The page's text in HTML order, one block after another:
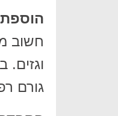
חשוב
גורם